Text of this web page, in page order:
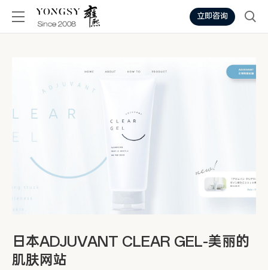
立即咨询
日本ADJUVANT CLEAR GEL-美丽的
肌肤网站